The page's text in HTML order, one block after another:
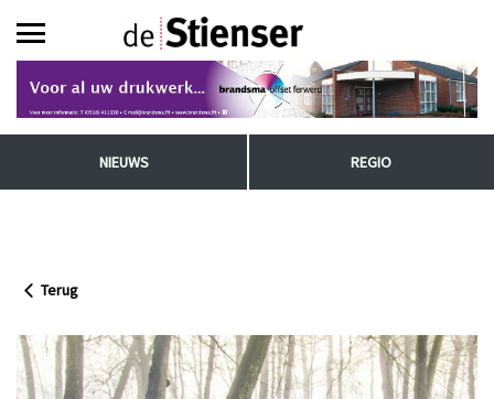
NIEUWS REGIO
Terug